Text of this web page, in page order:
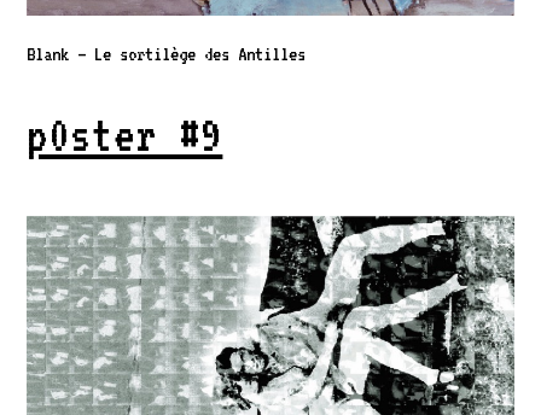
Blank – Le sortilège des Antilles
p0ster #9